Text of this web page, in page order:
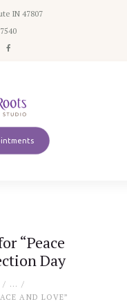
IN 47807
“Peace
Day
...
AND LOVE”